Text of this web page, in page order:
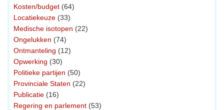
Kosten/budget (64)
Locatiekeuze (33)
Medische isotopen (22)
Ongelukken (74)
Ontmanteling (12)
Opwerking (30)
Politieke partijen (50)
Provinciale Staten (22)
Publicatie (16)
Regering en parlement (53)